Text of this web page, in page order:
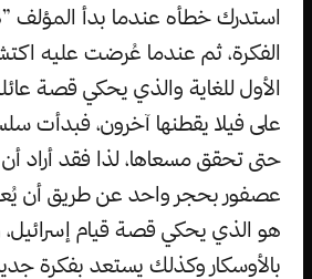
استدرك خطأه عندما بدأ المؤلف
الفكرة، ثم عندما عُرضت عليه
الأول للغاية والذي يحكي قصة
على فيلا يقطنها آخرون، فبدأت
حتى تحقق مسعاها، لذا فقد أراد
عصفور بحجر واحد عن طريق أن
هو الذي يحكي قصة قيام
بالأوسكار وكذلك يستعد بفكرة